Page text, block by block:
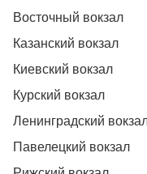
Восточный вокзал
Казанский вокзал
Киевский вокзал
Курский вокзал
Ленинградский
Павелецкий вокзал